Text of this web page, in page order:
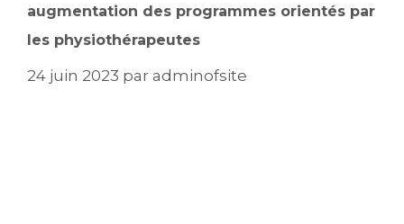
augmentation des programmes orientés par
les physiothérapeutes
24 juin 2023 par adminofsite